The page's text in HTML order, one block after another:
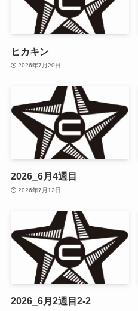
ヒカキン
2026年7月20日
2026_6月4週目
2026年7月12日
2026_6月2週目2-2